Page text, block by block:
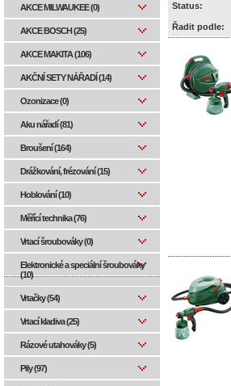
Status:
Řadit podle:
AKCE MILWAUKEE (0)
AKCE BOSCH (25)
AKCE MAKITA (106)
AKČNÍ SETY NÁŘADÍ (14)
Ozonizace (0)
Aku nářadí (81)
Broušení (164)
Drážkování, frézování (15)
Hoblování (10)
Měřící technika (76)
Vrtací šroubováky (0)
Elektronické a speciální šroubováky
(10)
Vrtačky (54)
Vrtací kladiva (25)
Rázové utahováky (5)
Pily (97)